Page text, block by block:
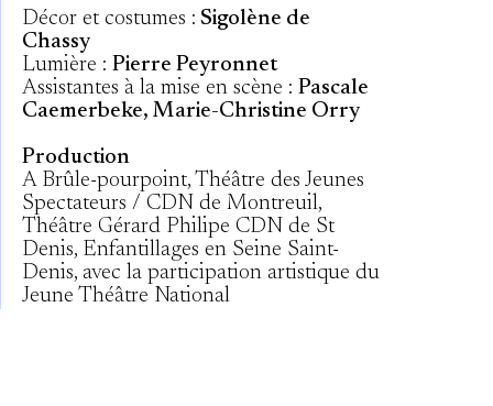
Décor et costumes : Sigolène de
Chassy
Lumière : Pierre Peyronnet
Assistantes à la mise en scène : Pascale
Caemerbeke, Marie-Christine Orry
Production
A Brûle-pourpoint, Théâtre des Jeunes
Spectateurs / CDN de Montreuil,
Théâtre Gérard Philipe CDN de St
Denis, Enfantillages en Seine Saint-
Denis, avec la participation artistique du
Jeune Théâtre National